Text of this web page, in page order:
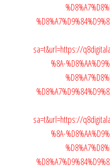
sa=t&url=https://
%8A-
sa=t&url=https://
%8A-